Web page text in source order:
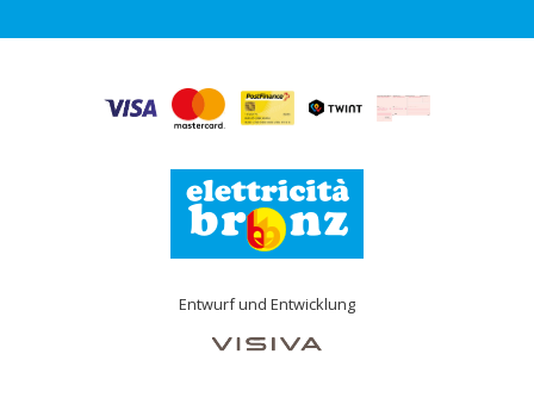
Entwurf und Entwicklung